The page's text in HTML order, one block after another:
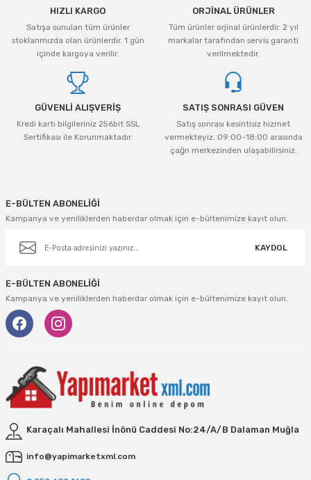
Ürün açıklamasında eksik bilgiler bulunuyor.
Ürün bilgilerinde hatalar bulunuyor.
Ürün fiyatı diğer sitelerden daha pahalı.
Bu ürüne benzer farklı alternatifler olmalı.
HIZLI KARGO
Satışa sunulan tüm ürünler
stoklarımızda olan ürünlerdir. 1 gün
içinde kargoya verilir.
ORJİNAL ÜRÜNLER
Tüm ürünler orjinal ürünlerdir. 2 yıl
markalar tarafından servis garanti
verilmektedir.
GÜVENLİ ALIŞVERİŞ
Kredi kartı bilgileriniz 256bit SSL
Sertifikası ile Korunmaktadır.
SATIŞ SONRASI GÜVEN
Satış sonrası kesintisiz hizmet
vermekteyiz. 09:00-18:00 arasında
çağrı merkezinden ulaşabilirsiniz.
E-BÜLTEN ABONELİĞİ
Kampanya ve yeniliklerden haberdar olmak için e-bültenimize kayıt olun.
KAYDOL
E-BÜLTEN ABONELİĞİ
Kampanya ve yeniliklerden haberdar olmak için e-bültenimize kayıt olun.
Karaçalı Mahallesi İnönü Caddesi No:24/A/B Dalaman Muğla
info@yapimarketxml.com